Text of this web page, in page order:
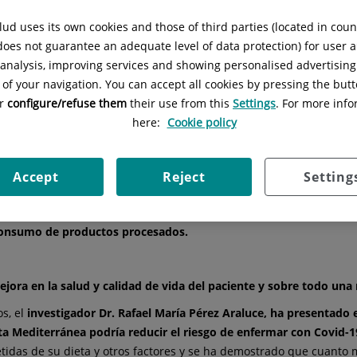
los países que la llevan a cabo frente a la pandemia, mi opinión
de nuestradieta mediterránea, se han demostrado
y prebióticos han disminuido los parámetros
del sistema inmune.
de productos procesados.
en la salud y calidad de vida del paciente y sobre todo
el investigador Dr. Rafael María Pérez Araluce, ha
Mediterránea podría reducir el riesgo de enfermar con Covid-
de su dieta y otros factores y se ha demostrado que cuanto
uses its own cookies and those of third parties (located in
not guarantee an adequate level of data protection) for user
improving services and showing personalised
your navigation. You can accept all cookies by pressing the
configure/refuse them their use from this Settings. For more
here: Cookie policy
Reject
Accept